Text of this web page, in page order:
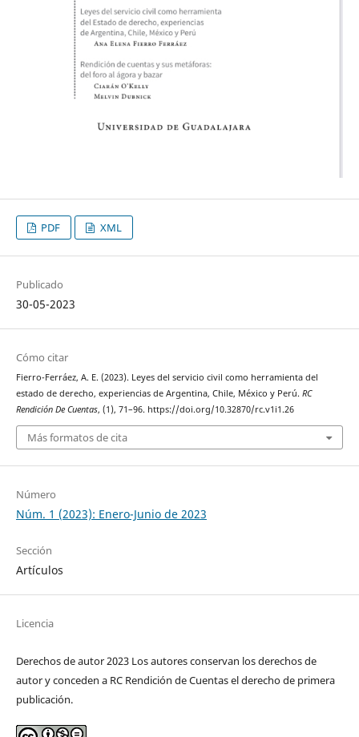
PDF XML
Publicado
30-05-2023
Cómo citar
Fierro-Ferráez, A. E. (2023). Leyes del servicio civil como herramienta del
estado de derecho, experiencias de Argentina, Chile, México y Perú. RC
Rendición De Cuentas, (1), 71–96. https://doi.org/10.32870/rc.v1i1.26
Más formatos de cita
Número
Núm. 1 (2023): Enero-Junio de 2023
Sección
Artículos
Licencia
Derechos de autor 2023 Los autores conservan los derechos de
autor y conceden a RC Rendición de Cuentas el derecho de primera
publicación.